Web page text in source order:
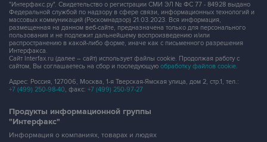
"Интерфакс.ру". Свидетельство о регистрации СМИ ЭЛ № ФС 77 - 84928 выдано
Федеральной службой по надзору в сфере связи, информационных технологий и
массовых коммуникаций (Роскомнадзор) 21.03.2023. Вся информация,
размещенная на данном веб-сайте, предназначена только для персонального
пользования и не подлежит дальнейшему воспроизведению и/или
распространению в какой-либо форме, иначе как с письменного разрешения
Интерфакса.
Сайт Interfax.ru (далее – сайт) использует файлы cookie. Продолжая работу с
сайтом, Вы соглашаетесь на сбор и последующую обработку файлов cookie.
Адрес: Россия, 127006, Москва, 1-я Тверская-Ямская улица, дом 2, стр.1, тел.:
+7 (499) 250-98-40, факс: +7 (499) 250-97-27
Продукты информационной группы
"Интерфакс"
Информация о компаниях, товарах и людях